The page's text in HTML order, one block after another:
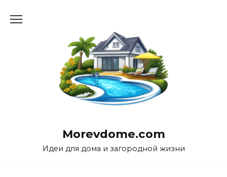
Morevdome.com
Идеи для дома и загородной жизни